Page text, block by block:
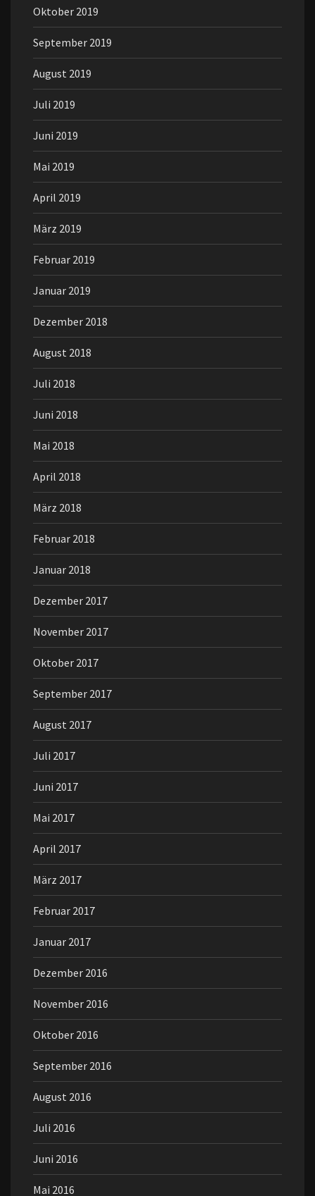
Oktober 2019
September 2019
August 2019
Juli 2019
Juni 2019
Mai 2019
April 2019
März 2019
Februar 2019
Januar 2019
Dezember 2018
August 2018
Juli 2018
Juni 2018
Mai 2018
April 2018
März 2018
Februar 2018
Januar 2018
Dezember 2017
November 2017
Oktober 2017
September 2017
August 2017
Juli 2017
Juni 2017
Mai 2017
April 2017
März 2017
Februar 2017
Januar 2017
Dezember 2016
November 2016
Oktober 2016
September 2016
August 2016
Juli 2016
Juni 2016
Mai 2016